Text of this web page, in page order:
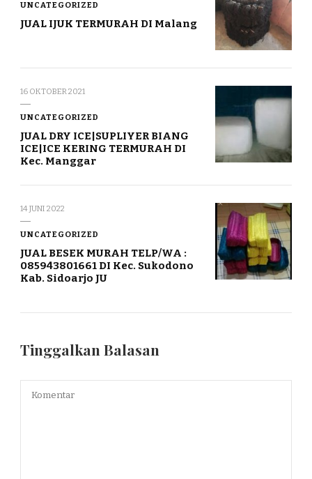
UNCATEGORIZED
JUAL IJUK TERMURAH DI Malang
16 OKTOBER 2021
UNCATEGORIZED
JUAL DRY ICE|SUPLIYER BIANG
ICE|ICE KERING TERMURAH DI
Kec. Manggar
14 JUNI 2022
UNCATEGORIZED
JUAL BESEK MURAH TELP/WA :
085943801661 DI Kec. Sukodono
Kab. Sidoarjo JU
Tinggalkan Balasan